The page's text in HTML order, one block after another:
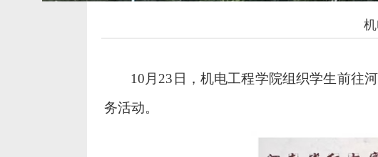
10月23日，机电工程学院组织学生前往
务活动。